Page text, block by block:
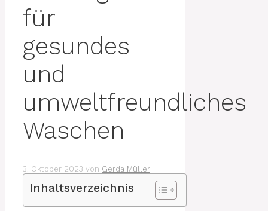
für
gesundes
und
umweltfreundliches
Waschen
3. Oktober 2023 von Gerda Müller
Inhaltsverzeichnis